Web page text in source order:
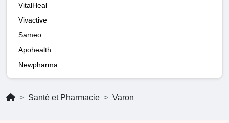
VitalHeal
Vivactive
Sameo
Apohealth
Newpharma
Santé et Pharmacie Varon